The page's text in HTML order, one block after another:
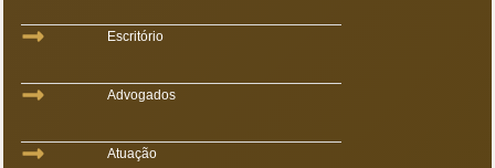
Escritório
Advogados
Atuação